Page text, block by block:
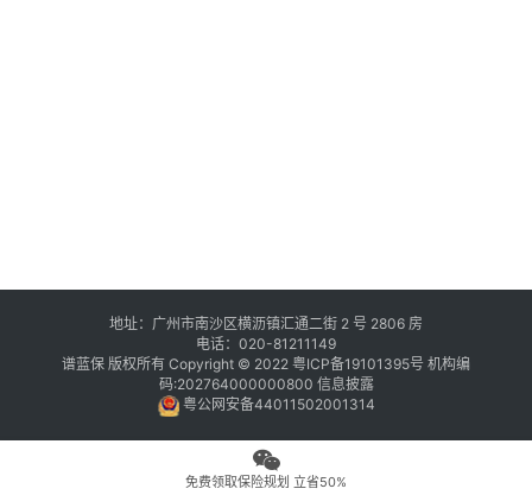
地址：广州市南沙区横沥镇汇通二街 2 号 2806 房
电话：020-81211149
谱蓝保 版权所有 Copyright © 2022 粤ICP备19101395号 机构编
码:202764000000800 信息披露
粤公网安备44011502001314
免费领取保险规划 立省50%